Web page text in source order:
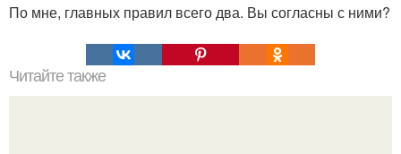
По мне, главных правил всего два. Вы согласны с ними?
Читайте также